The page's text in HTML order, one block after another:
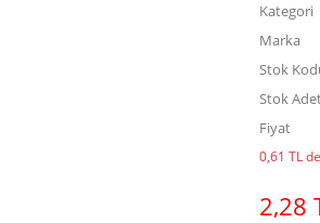
Kategori
Marka
Stok
Stok
Fiyat
0,61 TL
2,28